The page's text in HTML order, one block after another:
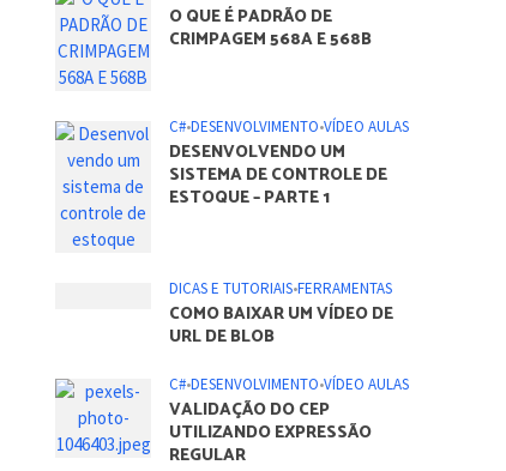
O QUE É PADRÃO DE
CRIMPAGEM 568A E 568B
C#•DESENVOLVIMENTO•VÍDEO AULAS
DESENVOLVENDO UM
SISTEMA DE CONTROLE DE
ESTOQUE – PARTE 1
DICAS E TUTORIAIS•FERRAMENTAS
COMO BAIXAR UM VÍDEO DE
URL DE BLOB
C#•DESENVOLVIMENTO•VÍDEO AULAS
VALIDAÇÃO DO CEP
UTILIZANDO EXPRESSÃO
REGULAR